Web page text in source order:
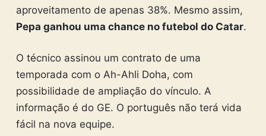
aproveitamento de apenas 38%. Mesmo assim,
Pepa ganhou uma chance no futebol do Catar.
O técnico assinou um contrato de uma
temporada com o Ah-Ahli Doha, com
possibilidade de ampliação do vínculo. A
informação é do GE. O português não terá vida
fácil na nova equipe.